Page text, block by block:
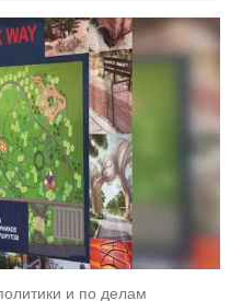
и по делам